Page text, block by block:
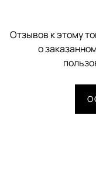
Отзывов к этому
о